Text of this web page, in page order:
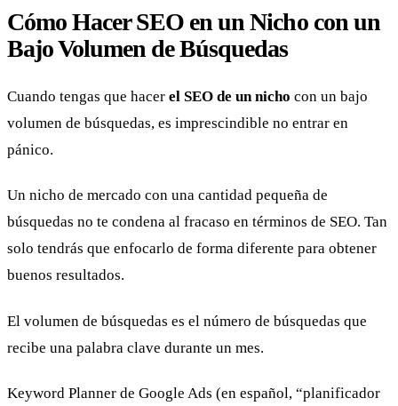
Cómo Hacer SEO en un Nicho con un
Bajo Volumen de Búsquedas
Cuando tengas que hacer el SEO de un nicho con un bajo
volumen de búsquedas, es imprescindible no entrar en
pánico.
Un nicho de mercado con una cantidad pequeña de
búsquedas no te condena al fracaso en términos de SEO. Tan
solo tendrás que enfocarlo de forma diferente para obtener
buenos resultados.
El volumen de búsquedas es el número de búsquedas que
recibe una palabra clave durante un mes.
Keyword Planner de Google Ads (en español, “planificador